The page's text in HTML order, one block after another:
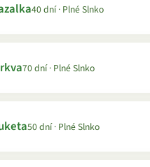
40 dní · Plné Slnko
70 dní · Plné Slnko
50 dní · Plné Slnko